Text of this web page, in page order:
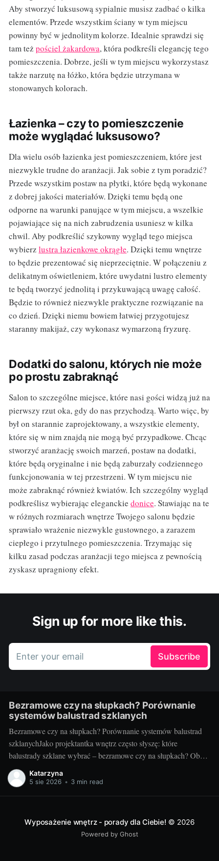
Aby stworzyć luksusową sypialnie musisz zadbać o kilka
elementów. Przede wszystkim ściany w tym miejscu
powinny być w jednolitym kolorze. Idealnie sprawdzi się
tam też pościel żakardowa, która podkreśli elegancję tego
pomieszczenia. Dobrze, jeśli w tym miejscu wykorzystasz
także narzutę na łóżko, która będzie utrzymana w
stonowanych kolorach.
Łazienka – czy to pomieszczenie
może wyglądać luksusowo?
Dla wielu osób łazienka jest pomieszczeniem, które jest
niezwykle trudne do aranżacji. Jak sobie z tym poradzić?
Przede wszystkim postaw na płytki, które będą wykonane
z dobrej jakości materiałów. Dzięki temu będą one
odporne na warunki panujące w tym miejscu, a wszelkie
pojawiające się na nich zabrudzenia usuniesz w kilka
chwil. Aby podkreślić szykowny wygląd tego miejsca
wybierz lustra łazienkowe okrągłe. Dzięki temu wnętrze
to będzie prezentować się nieprzeciętnie. W połączeniu z
delikatnym oświetleniem, które uwydatni lustro elementy
te będą tworzyć jednolitą i przykuwającą uwagę całość.
Będzie to również niezwykle praktyczne rozwiązanie na
co dzień. Dzięki niemu bowiem łatwiej przygotujesz
staranny makijaż, czy wykonasz wymarzoną fryzurę.
Dodatki do salonu, których nie może
po prostu zabraknąć
Salon to szczególne miejsce, które nasi gości widzą już na
pierwszy rzut oka, gdy do nas przychodzą. Warto więc, by
był on starannie zaprojektowany, a wszystkie elementy,
które się w nim znajdą nie mogą być przypadkowe. Chcąc
stworzyć aranżację swoich marzeń, postaw na dodatki,
które będą oryginalne i nie będą zaburzały codziennego
funkcjonowania w tej przestrzeni. W tym miejscu nie
może zabraknąć również kwiatów. Ich szczególny wygląd
podkreślisz wybierając eleganckie donice. Stawiając na te
w różnych rozmiarach wnętrze Twojego salonu będzie
sprawiało wrażenie niezwykle gustownego, a zarazem
ciepłego i przytulnego pomieszczenia. Trzymając się
kilku zasad podczas aranżacji tego miejsca z pewnością
zyskasz upragniony efekt.
Sign up for more like this.
Enter your email Subscribe
Bezramowe czy na słupkach? Porównanie
systemów balustrad szklanych
Bezramowe czy na słupkach? Porównanie systemów balustrad
szklanychJako projektantka wnętrz często słyszę: które
balustrady szklane wybrać – bezramowe czy na słupkach? Oba
systemy potrafią wyglądać zjawiskowo i podnieść wartość
nieruchomości, ale różnią się konstrukcją, montażem i
Katarzyna
5 sie 2026 • 3 min read
Wyposażenie wnętrz - porady dla Ciebie! © 2026
Powered by Ghost